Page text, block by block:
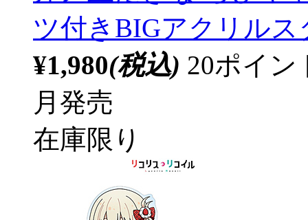
ツ付きBIGアクリルス
¥1,980(税込) 20ポイ
月発売
在庫限り